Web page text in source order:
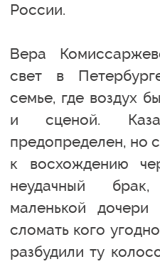
России.
Вера
свет в
семье, где воздух
и сценой.
предопределен, но
к восхождению
неудачный
маленькой
сломать кого
разбудили ту